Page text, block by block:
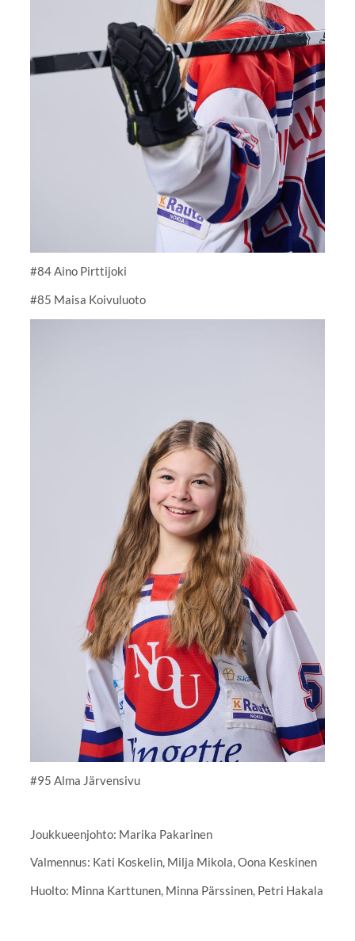
#84 Aino Pirttijoki
#85 Maisa Koivuluoto
#95 Alma Järvensivu
Joukkueenjohto: Marika Pakarinen
Valmennus: Kati Koskelin, Milja Mikola, Oona Keskinen
Huolto: Minna Karttunen, Minna Pärssinen, Petri Hakala